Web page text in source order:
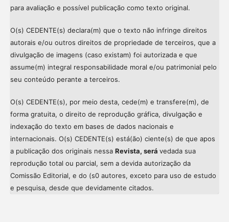
para avaliação e possível publicação como texto original.
O(s) CEDENTE(s) declara(m) que o texto não infringe direitos
autorais e/ou outros direitos de propriedade de terceiros, que a
divulgação de imagens (caso existam) foi autorizada e que
assume(m) integral responsabilidade moral e/ou patrimonial pelo
seu conteúdo perante a terceiros.
O(s) CEDENTE(s), por meio desta, cede(m) e transfere(m), de
forma gratuita, o direito de reprodução gráfica, divulgação e
indexação do texto em bases de dados nacionais e
internacionais. O(s) CEDENTE(s) está(ão) ciente(s) de que apos
a publicação dos originais nessa Revista, será vedada sua
reprodução total ou parcial, sem a devida autorização da
Comissão Editorial, e do (s0 autores, exceto para uso de estudo
e pesquisa, desde que devidamente citados.